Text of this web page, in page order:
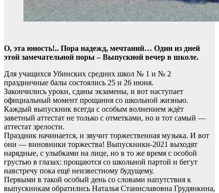
О, эта юность!.. Пора надежд, мечтаний… Один из дней
этой замечательной поры – Выпускной вечер в школе.
Для учащихся Убинских средних школ № 1 и № 2
праздничные балы состоялись 25 и 26 июня.
Закончились уроки, сданы экзамены, и вот наступает
официальный момент прощания со школьной жизнью.
Каждый выпускник всегда с особым волнением ждёт
заветный аттестат не только с отметками, но и тот самый —
аттестат зрелости.
Праздник начинается, и звучит торжественная музыка. И вот
они — виновники торжества! Выпускники-2021 выходят
нарядные, с улыбками на лице, но в то же время с особой
грустью в глазах: прощаются со школьной партой и бегут
навстречу пока ещё неизвестному будущему.
Первыми в такой особый день со словами напутствия к
выпускникам обратились Наталья Станиславовна Грудянкина,